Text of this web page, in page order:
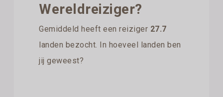
Wereldreiziger?
Gemiddeld heeft een reiziger 27.7
landen bezocht. In hoeveel landen ben
jij geweest?